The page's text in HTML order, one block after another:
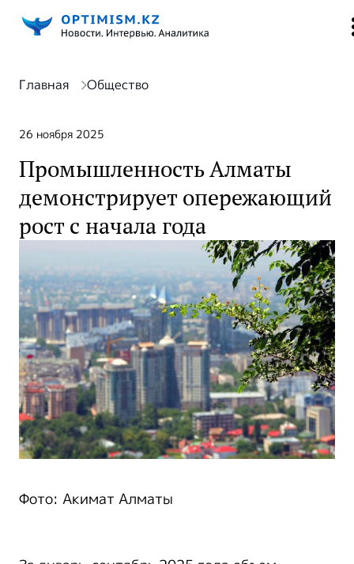
Главная Общество
26 ноября 2025
Промышленность Алматы
демонстрирует опережающий
рост с начала года
Фото: Акимат Алматы